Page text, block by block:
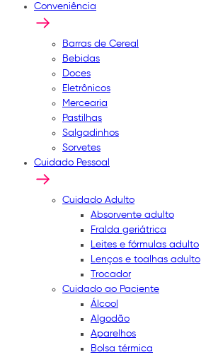
Conveniência
Barras de Cereal
Bebidas
Doces
Eletrônicos
Mercearia
Pastilhas
Salgadinhos
Sorvetes
Cuidado Pessoal
Cuidado Adulto
Absorvente adulto
Fralda geriátrica
Leites e fórmulas adulto
Lenços e toalhas adulto
Trocador
Cuidado ao Paciente
Álcool
Algodão
Aparelhos
Bolsa térmica